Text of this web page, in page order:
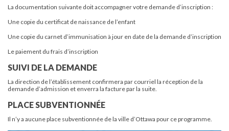
La documentation suivante doit accompagner votre demande d’inscription :
Une copie du certificat de naissance de l’enfant
Une copie du carnet d’immunisation à jour en date de la demande d’inscription
Le paiement du frais d’inscription
SUIVI DE LA DEMANDE
La direction de l’établissement confirmera par courriel la réception de la
demande d’admission et enverra la facture par la suite.
PLACE SUBVENTIONNÉE
Il n’y a aucune place subventionnée de la ville d’Ottawa pour ce programme.